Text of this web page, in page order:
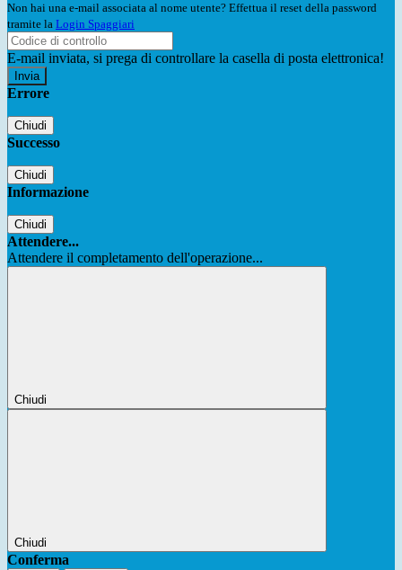
Non hai una e-mail associata al nome utente? Effettua il reset della password
tramite la Login Spaggiari
E-mail inviata, si prega di controllare la casella di posta elettronica!
Errore
Chiudi
Successo
Chiudi
Informazione
Chiudi
Attendere...
Attendere il completamento dell'operazione...
Chiudi
Chiudi
Conferma